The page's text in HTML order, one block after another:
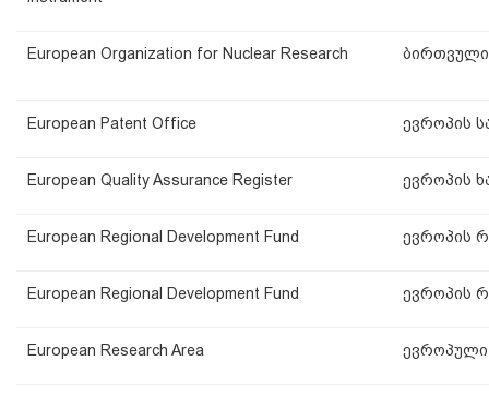
European Organization for Nuclear Research ბირთვული
European Patent Office ევროპის
European Quality Assurance Register ევროპის
European Regional Development Fund ევროპის
European Regional Development Fund ევროპის
European Research Area ევროპული